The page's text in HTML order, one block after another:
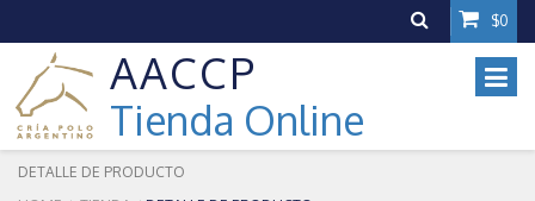
$0
AACCP
Tienda Online
DETALLE DE PRODUCTO